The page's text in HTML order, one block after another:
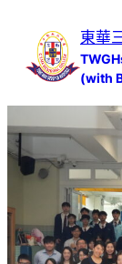
容
東華
(with